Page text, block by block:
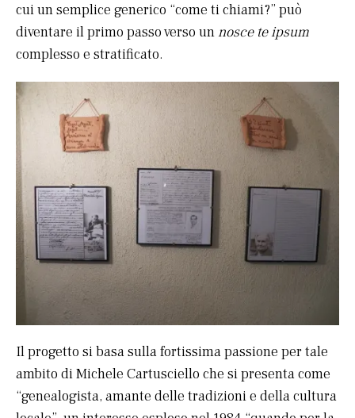
cui un semplice generico “come ti chiami?” può
diventare il primo passo verso unnosce te ipsum
complesso e stratificato.
Il progetto si basa sulla fortissima passione per tale
ambito di Michele Cartusciello che si presenta come
“genealogista, amante delle tradizioni e della cultura